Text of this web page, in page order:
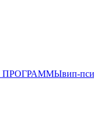
ПРОГРАММЫвип-